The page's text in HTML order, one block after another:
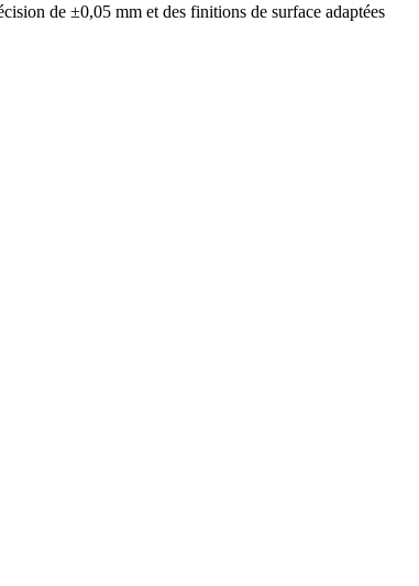
de ±0,05 mm et des finitions de surface adaptées